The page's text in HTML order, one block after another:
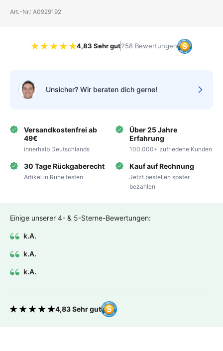
Art.-Nr.: A0929192
Bewertung 4.83 von 5 Sternen
4,83 Sehr gut258 Bewertungen
Unsicher? Wir beraten dich gerne!
Versandkostenfrei ab
49€
innerhalb Deutschlands
Über 25 Jahre
Erfahrung
100.000+ zufriedene Kunden
30 Tage Rückgaberecht
Artikel in Ruhe testen
Kauf auf Rechnung
Jetzt bestellen später
bezahlen
Einige unserer 4- & 5-Sterne-Bewertungen:
k.A.
k.A.
k.A.
Bewertung 4.83 von 5 Sternen
4,83 Sehr gut